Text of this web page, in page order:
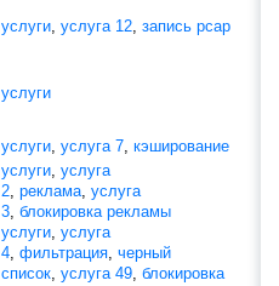
услуги услуга 12 запись pcap
услуги
услуги услуга 7 кэширование
услуги услуга
2 реклама услуга
3 блокировка рекламы
услуги услуга
4 фильтрация черный
список услуга 49 блокировка